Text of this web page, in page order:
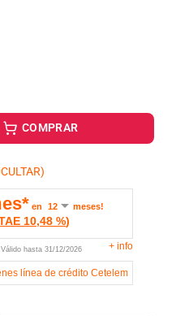
COMPRAR
en meses!
10,48 %)
Válido hasta 31/12/2026 + info
línea de crédito Cetelem